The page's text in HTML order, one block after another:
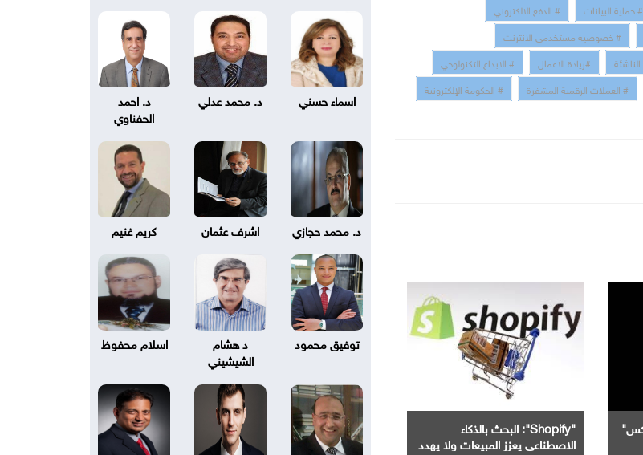
# حماية البيانات
# الدفع الالكتروني
# خصوصية مستخدمى الانترنت
#ريادة الاعمال
# الابداع التكنولوجي
# العملات الرقمية المشفرة
# الحكومة الإلكترونية
"Shopify": البحث بالذكاء
الاصطناعي يعزز المبيعات ولا يهدد
اسماء حسني د. محمد عدلي
د. احمد
الحفناوي
د. محمد حجازي اشرف عثمان كريم غنيم
توفيق محمود
د هشام
الشيشيني
اسلام محفوظ